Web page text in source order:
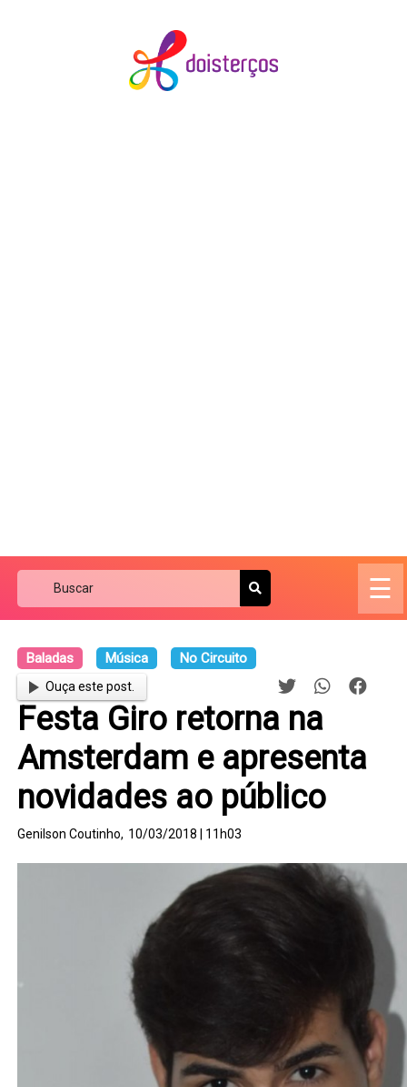
☰
Baladas Música No Circuito
Ouça este post.
Festa Giro retorna na
Amsterdam e apresenta
novidades ao público
Genilson Coutinho, 10/03/2018 | 11h03